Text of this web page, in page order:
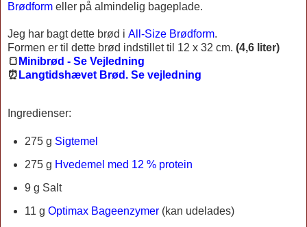
Brødform eller på almindelig bageplade.
Jeg har bagt dette brød i All-Size Brødform.
Formen er til dette brød indstillet til 12 x 32 cm. (4,6 liter)
🍞 Minibrød - Se Vejledning
⏰ Langtidshævet Brød. Se vejledning
Ingredienser:
275 g Sigtemel
275 g Hvedemel med 12 % protein
9 g Salt
11 g Optimax Bageenzymer(kan udelades)